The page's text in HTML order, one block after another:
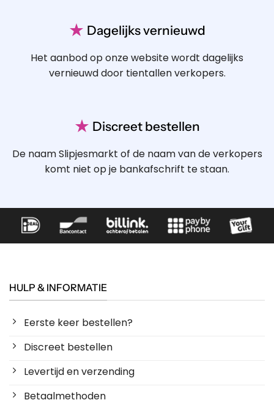
★ Dagelijks vernieuwd
Het aanbod op onze website wordt dagelijks
vernieuwd door tientallen verkopers.
★ Discreet bestellen
De naam Slipjesmarkt of de naam van de verkopers
komt niet op je bankafschrift te staan.
HULP & INFORMATIE
Eerste keer bestellen?
Discreet bestellen
Levertijd en verzending
Betaalmethoden